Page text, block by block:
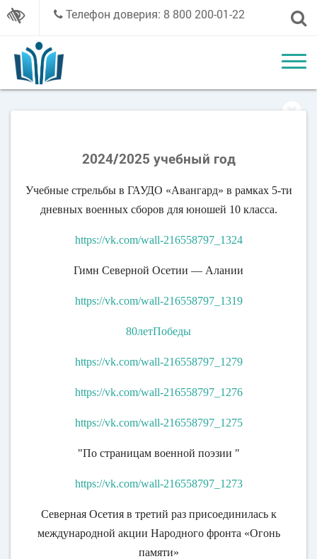
Телефон доверия: 8 800 200-01-22
2024/2025 учебный год
Учебные стрельбы в ГАУДО «Авангард» в рамках 5-ти
дневных военных сборов для юношей 10 класса.
https://vk.com/wall-216558797_1324
Гимн Северной Осетии — Алании
https://vk.com/wall-216558797_1319
80летПобеды
https://vk.com/wall-216558797_1279
https://vk.com/wall-216558797_1276
https://vk.com/wall-216558797_1275
"По страницам военной поэзии "
https://vk.com/wall-216558797_1273
Северная Осетия в третий раз присоединилась к
международной акции Народного фронта «Огонь
памяти»